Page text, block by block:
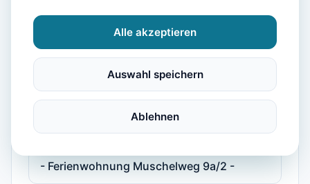
- Ferienhaus Plesse 2 -
- Ferienwohnung Deichkind -
- Ferienwohnung Maja -
- Ferienwohnung Muschelweg 9a/2 -
Alle akzeptieren
Auswahl speichern
Ablehnen